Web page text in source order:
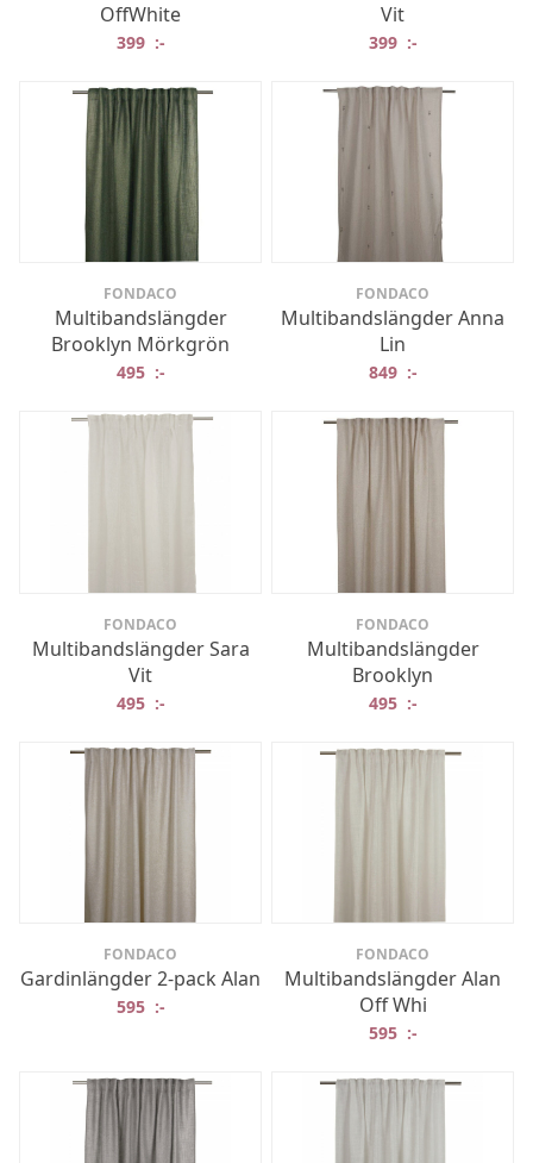
OffWhite
399 :-
Vit
399 :-
FONDACO
Multibandslängder
Brooklyn Mörkgrön
495 :-
FONDACO
Multibandslängder Anna
Lin
849 :-
FONDACO
Multibandslängder Sara
Vit
495 :-
FONDACO
Multibandslängder
Brooklyn
495 :-
FONDACO
Gardinlängder 2-pack Alan
595 :-
FONDACO
Multibandslängder Alan
Off Whi
595 :-